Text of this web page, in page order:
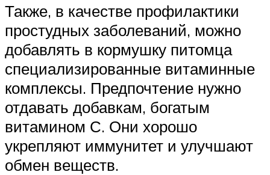
Также, в качестве профилактики
простудных заболеваний, можно
добавлять в кормушку питомца
специализированные витаминные
комплексы. Предпочтение нужно
отдавать добавкам, богатым
витамином С. Они хорошо
укрепляют иммунитет и улучшают
обмен веществ.